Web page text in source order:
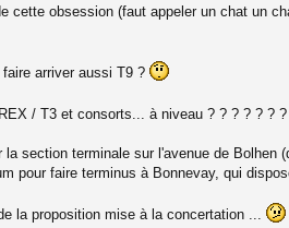
cette obsession (faut appeler un chat un
arriver aussi T9 ?
/ T3 et consorts... à niveau ? ? ? ? ? ?
section terminale sur l'avenue de
pour faire terminus à Bonnevay, qui
la proposition mise à la concertation ...